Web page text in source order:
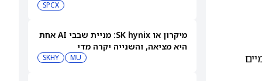
SPCX
מיקרון או SK hynix: מניית שבבי AI אחת
היא מציאה, והשנייה יקרה מדי
MU
SKHY